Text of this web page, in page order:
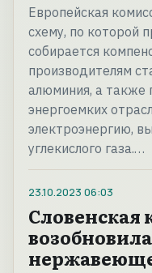
Европейская
схему, по которой
собирается
производителям
алюминия, а также
энергоемких
электроэнергию,
углекислого газа.…
23.10.2023 06:03
Словенская